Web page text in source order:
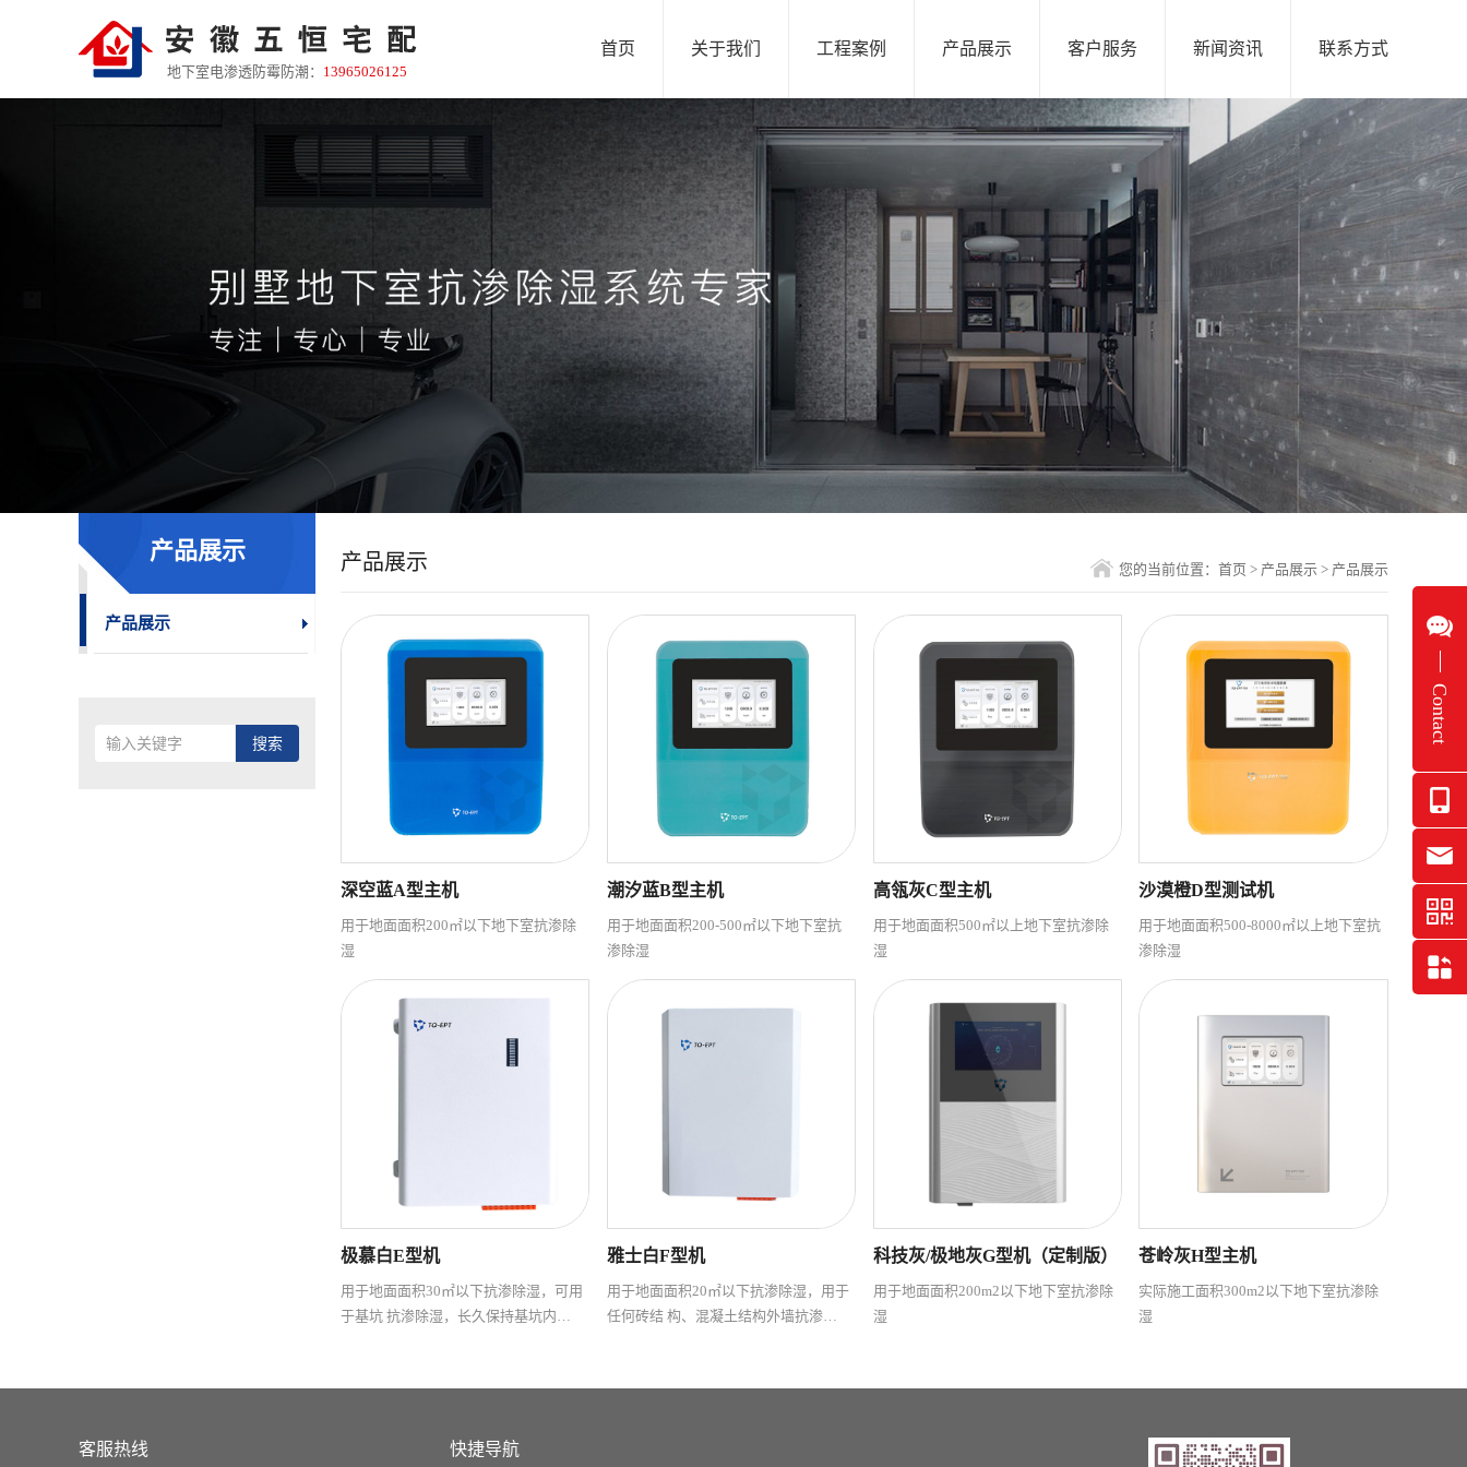
地下室电渗透防霉防潮： 13965026125
首页 关于我们 工程案例 产品展示 客户服务 新闻资讯 联系方式
产品展示
产品展示
产品展示 您的当前位置： 首页 > 产品展示 > 产品展示
深空蓝A型主机
用于地面面积200㎡以下地下室抗渗除
湿
潮汐蓝B型主机
用于地面面积200-500㎡以下地下室抗
渗除湿
高瓴灰C型主机
用于地面面积500㎡以上地下室抗渗除
湿
沙漠橙D型测试机
用于地面面积500-8000㎡以上地下室抗
渗除湿
极慕白E型机
用于地面面积30㎡以下抗渗除湿，可用
于基坑 抗渗除湿，长久保持基坑内电
护。
雅士白F型机
用于地面面积20㎡以下抗渗除湿，用于
任何砖结 构、混凝土结构外墙抗渗除
长久解决外墙防渗难题，通电工作后免
科技灰/极地灰G型机（定制版）
用于地面面积200m2以下地下室抗渗除
湿
苍岭灰H型主机
实际施工面积300m2以下地下室抗渗除
湿
客服热线 快捷导航
Contact